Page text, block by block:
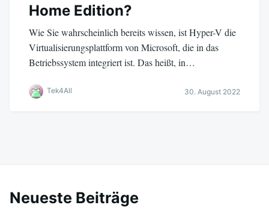
Home Edition?
Wie Sie wahrscheinlich bereits wissen, ist Hyper-V die
Virtualisierungsplattform von Microsoft, die in das
Betriebssystem integriert ist. Das heißt, in…
Tek4All 30. August 2022
Neueste Beiträge